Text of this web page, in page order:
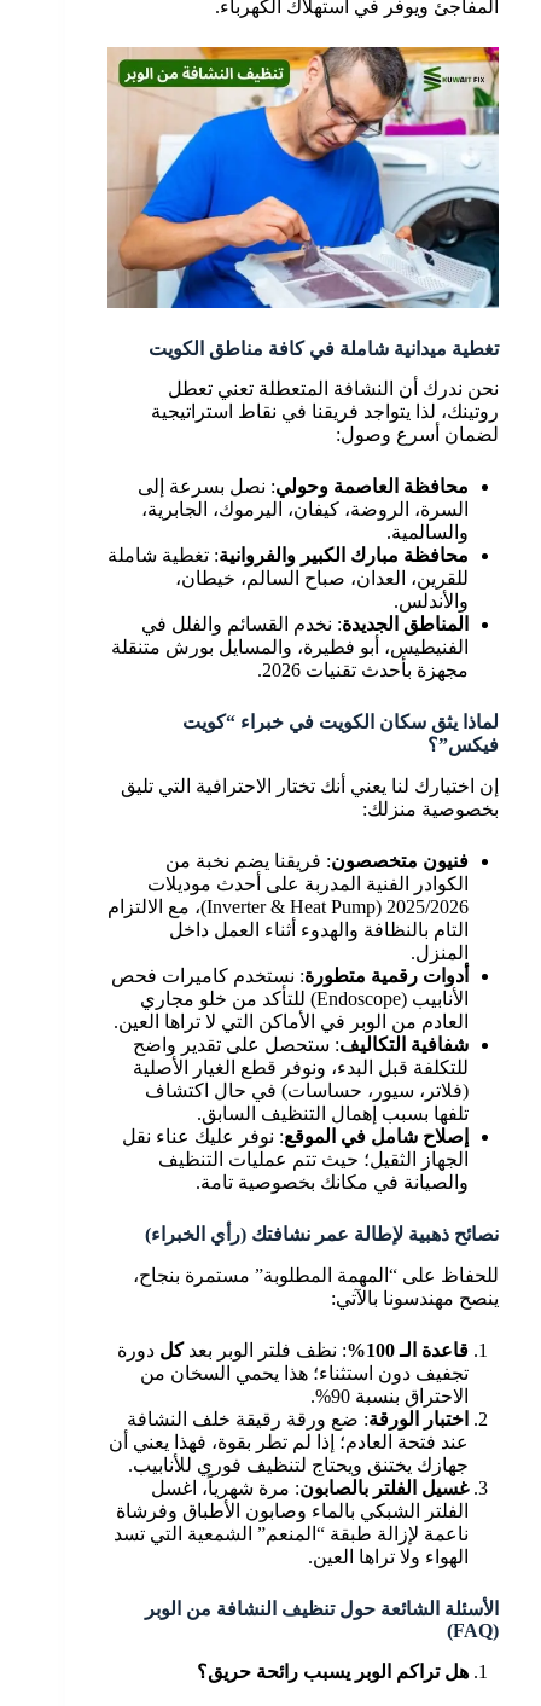
المفاجئ ويوفر في استهلاك الكهرباء.
تغطية ميدانية شاملة في كافة مناطق الكويت
نحن ندرك أن النشافة المتعطلة تعني تعطل
روتينك، لذا يتواجد فريقنا في نقاط استراتيجية
لضمان أسرع وصول:
محافظة العاصمة وحولي: نصل بسرعة إلى
السرة، الروضة، كيفان، اليرموك، الجابرية،
والسالمية.
محافظة مبارك الكبير والفروانية: تغطية شاملة
للقرين، العدان، صباح السالم، خيطان،
والأندلس.
المناطق الجديدة: نخدم القسائم والفلل في
الفنيطيس، أبو فطيرة، والمسايل بورش متنقلة
مجهزة بأحدث تقنيات 2026.
لماذا يثق سكان الكويت في خبراء “كويت
فيكس”؟
إن اختيارك لنا يعني أنك تختار الاحترافية التي تليق
بخصوصية منزلك:
فنيون متخصصون: فريقنا يضم نخبة من
الكوادر الفنية المدربة على أحدث موديلات
2025/2026 (Inverter & Heat Pump)، مع الالتزام
التام بالنظافة والهدوء أثناء العمل داخل
المنزل.
أدوات رقمية متطورة: نستخدم كاميرات فحص
الأنابيب (Endoscope) للتأكد من خلو مجاري
العادم من الوبر في الأماكن التي لا تراها العين.
شفافية التكاليف: ستحصل على تقدير واضح
للتكلفة قبل البدء، ونوفر قطع الغيار الأصلية
(فلاتر، سيور، حساسات) في حال اكتشاف
تلفها بسبب إهمال التنظيف السابق.
إصلاح شامل في الموقع: نوفر عليك عناء نقل
الجهاز الثقيل؛ حيث تتم عمليات التنظيف
والصيانة في مكانك بخصوصية تامة.
نصائح ذهبية لإطالة عمر نشافتك (رأي الخبراء)
للحفاظ على “المهمة المطلوبة” مستمرة بنجاح،
ينصح مهندسونا بالآتي:
قاعدة الـ 100% : نظف فلتر الوبر بعدكل دورة
تجفيف دون استثناء؛ هذا يحمي السخان من
الاحتراق بنسبة 90%.
اختبار الورقة: ضع ورقة رقيقة خلف النشافة
عند فتحة العادم؛ إذا لم تطر بقوة، فهذا يعني أن
جهازك يختنق ويحتاج لتنظيف فوري للأنابيب.
غسيل الفلتر بالصابون: مرة شهرياً، اغسل
الفلتر الشبكي بالماء وصابون الأطباق وفرشاة
ناعمة لإزالة طبقة “المنعم” الشمعية التي تسد
الهواء ولا تراها العين.
الأسئلة الشائعة حول تنظيف النشافة من الوبر
(FAQ)
هل تراكم الوبر يسبب رائحة حريق؟